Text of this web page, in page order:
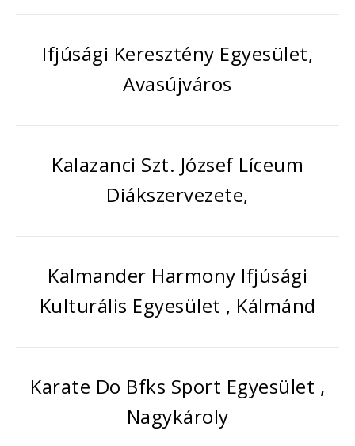
Ifjúsági Keresztény Egyesület,
Avasújváros
Kalazanci Szt. József Líceum
Diákszervezete,
Kalmander Harmony Ifjúsági
Kulturális Egyesület , Kálmánd
Karate Do Bfks Sport Egyesület ,
Nagykároly